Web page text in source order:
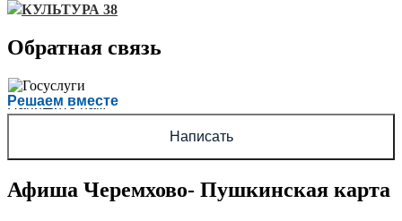
КУЛЬТУРА 38
Обратная связь
Решаем вместе
Есть вопрос?
Напишите нам
Написать
Афиша Черемхово- Пушкинская карта